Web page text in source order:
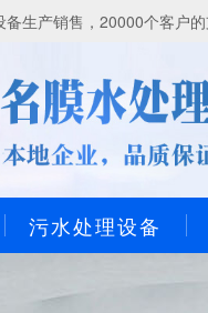
生产销售，20000个客户的
污水处理设备